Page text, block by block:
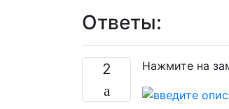
Ответы:
2 Нажмите на